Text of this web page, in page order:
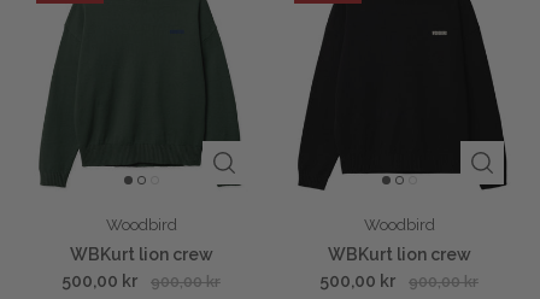
Woodbird
WBKurt lion crew
500,00 kr
900,00 kr
Woodbird
WBKurt lion crew
500,00 kr
900,00 kr